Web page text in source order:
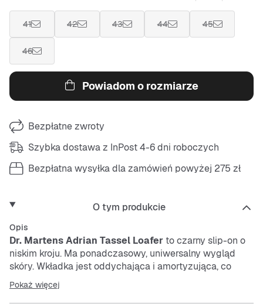
41 42 43 44 45
46
Powiadom o rozmiarze
Bezpłatne zwroty
Szybka dostawa z InPost 4-6 dni roboczych
Bezpłatna wysyłka dla zamówień powyżej 275 zł
O tym produkcie
Opis
Dr. Martens Adrian Tassel Loafer to czarny slip-on o
niskim kroju. Ma ponadczasowy, uniwersalny wygląd
skóry. Wkładka jest oddychająca i amortyzująca, co
zapewnia wygodę noszenia. Antypoślizgowa podeszwa
zewnętrzna gwarantuje pewny krok na każdej
Pokaż więcej